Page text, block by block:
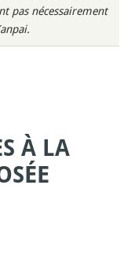
pas nécessairement
À LA